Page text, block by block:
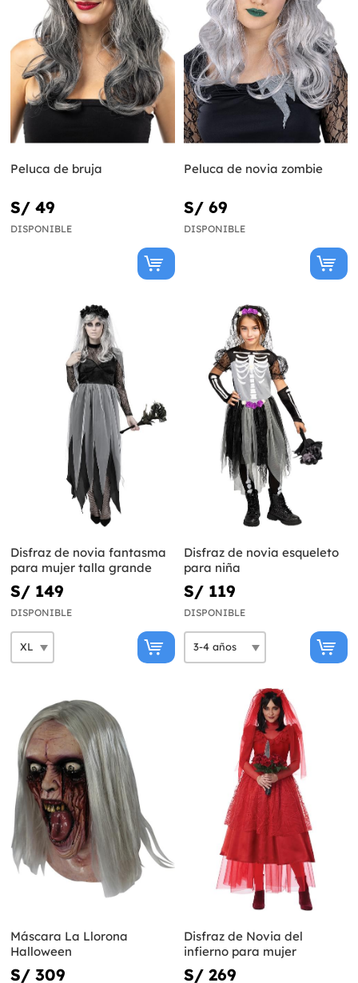
Peluca de bruja
S/ 49
DISPONIBLE
Peluca de novia zombie
S/ 69
DISPONIBLE
Disfraz de novia fantasma
para mujer talla grande
S/ 149
DISPONIBLE
Disfraz de novia esqueleto
para niña
S/ 119
DISPONIBLE
Máscara La Llorona
Halloween
S/ 309
Disfraz de Novia del
infierno para mujer
S/ 269